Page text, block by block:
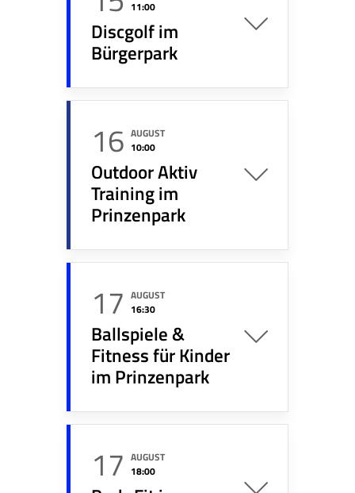
11:00
Discgolf im
Bürgerpark
16 AUGUST
10:00
Outdoor Aktiv
Training im
Prinzenpark
17 AUGUST
16:30
Ballspiele &
Fitness für Kinder
im Prinzenpark
17 AUGUST
18:00